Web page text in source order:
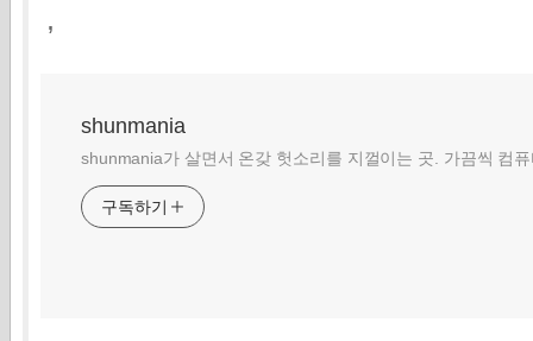
,
shunmania
shunmania가 살면서 온갖 헛소리를 지껄이는 곳. 가끔씩 컴
구독하기